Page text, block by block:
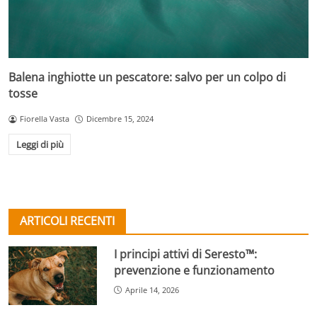
Balena inghiotte un pescatore: salvo per un colpo di
tosse
Fiorella Vasta Dicembre 15, 2024
Leggi di più
ARTICOLI RECENTI
I principi attivi di Seresto™:
prevenzione e funzionamento
Aprile 14, 2026